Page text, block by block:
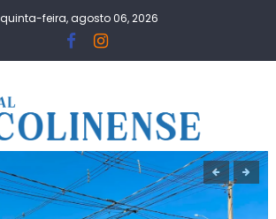
quinta-feira, agosto 06, 2026